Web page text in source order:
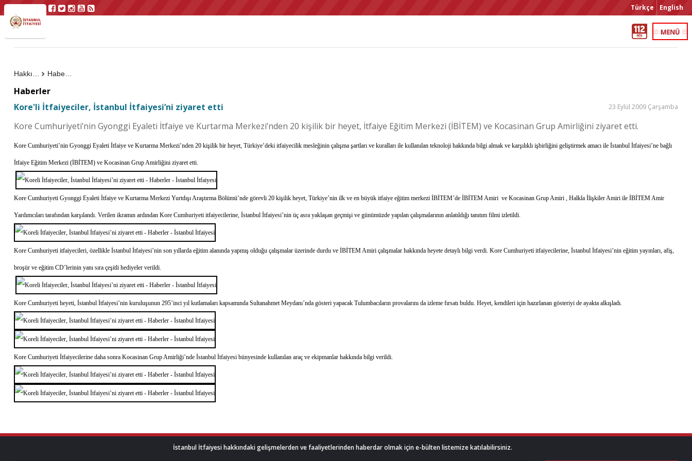
Türkçe English
Haberler
Haberler
Kore'li İtfaiyeciler, İstanbul İtfaiyesi’ni ziyaret etti
23 Eylül 2009 Çarşamba
Kore Cumhuriyeti’nin Gyonggi Eyaleti İtfaiye ve Kurtarma Merkezi’nden 20 kişilik bir heyet, İtfaiye Eğitim Merkezi (İBİTEM) ve Kocasinan Grup Amirliğini ziyaret etti.
Kore Cumhuriyeti’nin Gyonggi Eyaleti İtfaiye ve Kurtarma Merkezi’nden 20 kişilik bir heyet, Türkiye’deki itfaiyecilik mesleğinin çalışma şartları ve kuralları ile kullanılan teknoloji hakkında bilgi almak ve karşılıklı işbirliğini geliştirmek amacı ile İstanbul İtfaiyesi’ne bağlı
İtfaiye Eğitim Merkezi (İBİTEM) ve Kocasinan Grup Amirliğini ziyaret etti.
Kore Cumhuriyeti Gyonggi Eyaleti İtfaiye ve Kurtarma Merkezi Yurtdışı Araştırma Bölümü’nde görevli 20 kişilik heyet, Türkiye’nin ilk ve en büyük itfaiye eğitim merkezi İBİTEM’de İBİTEM Amiri ve Kocasinan Grup Amiri , Halkla İlişkiler Amiri ile İBİTEM Amir
Yardımcıları tarafından karşılandı. Verilen ikramın ardından Kore Cumhuriyeti itfaiyecilerine, İstanbul İtfaiyesi’nin üç asra yaklaşan geçmişi ve günümüzde yapılan çalışmalarının anlatıldığı tanıtım filmi izletildi.
Kore Cumhuriyeti itfaiyecileri, özellikle İstanbul İtfaiyesi’nin son yıllarda eğitim alanında yapmış olduğu çalışmalar üzerinde durdu ve İBİTEM Amiri çalışmalar hakkında heyete detaylı bilgi verdi. Kore Cumhuriyeti itfaiyecilerine, İstanbul İtfaiyesi’nin eğitim yayınları, afiş,
broşür ve eğitim CD’lerinin yanı sıra çeşitli hediyeler verildi.
Kore Cumhuriyeti heyeti, İstanbul İtfaiyesi’nin kuruluşunun 295’inci yıl kutlamaları kapsamında Sultanahmet Meydanı’nda gösteri yapacak Tulumbacıların provalarını da izleme fırsatı buldu. Heyet, kendileri için hazırlanan gösteriyi de ayakta alkışladı.
Kore Cumhuriyeti İtfaiyecilerine daha sonra Kocasinan Grup Amirliği’nde İstanbul İtfaiyesi bünyesinde kullanılan araç ve ekipmanlar hakkında bilgi verildi.
İstanbul İtfaiyesi hakkındaki gelişmelerden ve faaliyetlerinden haberdar olmak için e-bülten listemize katılabilirsiniz.